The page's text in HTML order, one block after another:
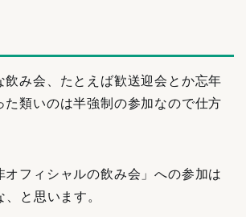
飲み会、たとえば歓送迎会とか忘年
た類いのは半強制の参加なので仕方
オフィシャルの飲み会」への参加は
と思います。